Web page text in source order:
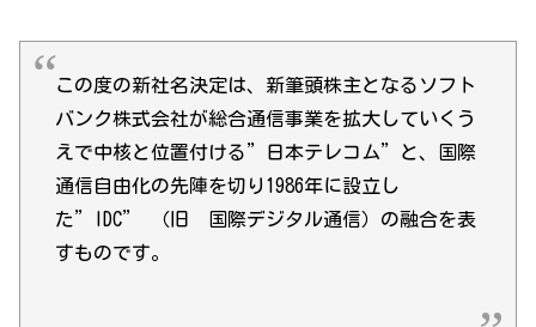
この度の新社名決定は、新筆頭株主となるソフト
バンク株式会社が総合通信事業を拡大していくう
えで中核と位置付ける”日本テレコム”と、国際
通信自由化の先陣を切り1986年に設立し
た”IDC” （旧 国際デジタル通信）の融合を表
すものです。